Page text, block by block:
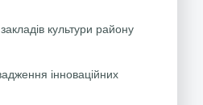
культури району
інноваційних